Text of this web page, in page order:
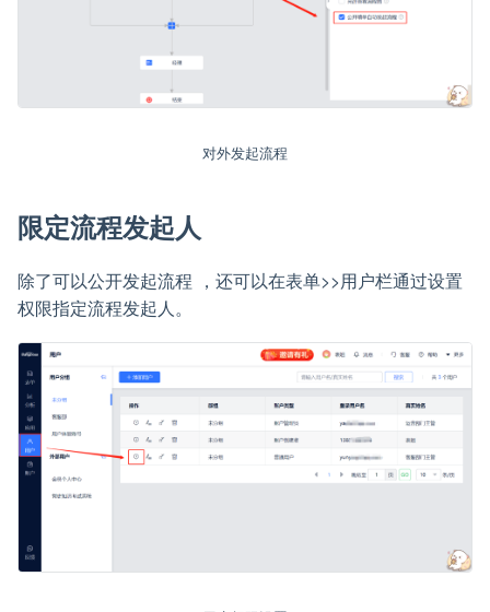
对外发起流程
限定流程发起人
除了可以公开发起流程 ，还可以在表单>>用户栏通过设置
权限指定流程发起人。